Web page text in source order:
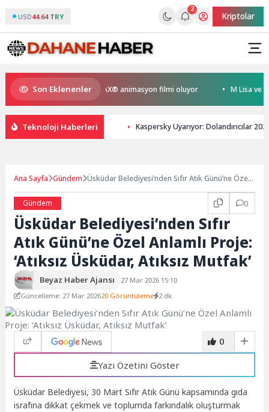
USD44.64 TRY
2
Kriptolar
Son Eklenenler
Kral Türkiye’nin ilk IMAX® animasyon filmi oluyor M Lisa ve
Teknoloji Haberleri Kaspersky Uyarıyor: Dolandırıcılar
Ana Sayfa Gündem Üsküdar Belediyesi’nden Sıfır Atık Günü’ne Özel
Gündem
0
Üsküdar Belediyesi’nden Sıfır
Atık Günü’ne Özel Anlamlı Proje:
‘Atıksız Üsküdar, Atıksız Mutfak’
Beyaz Haber Ajansı
27 Mar 2026 15:10
Güncelleme: 27 Mar 202620 Görüntüleme 2 dk.
0
Yazı Özetini Göster
Üsküdar Belediyesi, 30 Mart Sıfır Atık Günü kapsamında gıda
israfına dikkat çekmek ve toplumda farkındalık oluşturmak